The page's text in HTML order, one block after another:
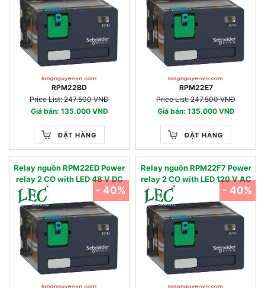
RPM22BD
Price List: 247.500 VNĐ
Giá bán: 135.000 VNĐ
ĐẶT HÀNG
RPM22E7
Price List: 247.500 VNĐ
Giá bán: 135.000 VNĐ
ĐẶT HÀNG
Relay nguồn RPM22ED Power
relay 2 CO with LED 48 V DC
- 40%
Relay nguồn RPM22F7 Power
relay 2 CO with LED 120 V AC
- 40%